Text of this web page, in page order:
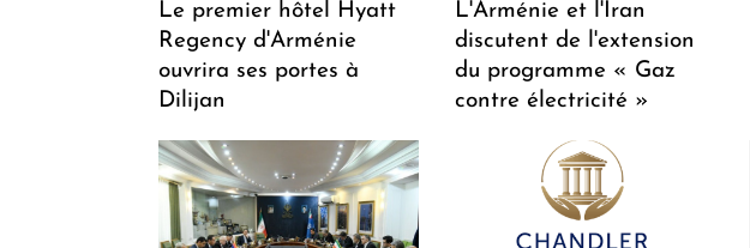
Le premier hôtel Hyatt
Regency d'Arménie
ouvrira ses portes à
Dilijan
L'Arménie et l'Iran
discutent de l'extension
du programme « Gaz
contre électricité »